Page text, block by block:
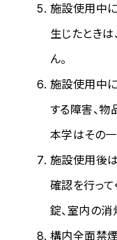
施設使用中
生じたとき
ん。
施設使用中
する障害、物
本学はその
施設使用後
確認を行って
錠、室内の消
構内全面禁煙